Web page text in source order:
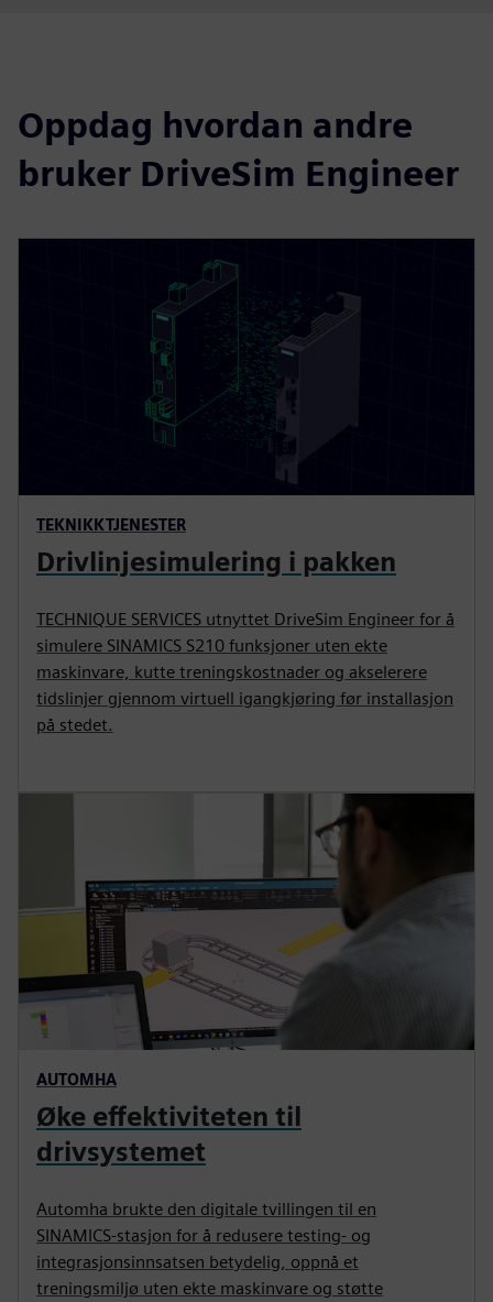
Oppdag hvordan andre
bruker DriveSim Engineer
TEKNIKKTJENESTER
Drivlinjesimulering i pakken
TECHNIQUE SERVICES utnyttet DriveSim Engineer for å
simulere SINAMICS S210 funksjoner uten ekte
maskinvare, kutte treningskostnader og akselerere
tidslinjer gjennom virtuell igangkjøring før installasjon
på stedet.
AUTOMHA
Øke effektiviteten til
drivsystemet
Automha brukte den digitale tvillingen til en
SINAMICS-stasjon for å redusere testing- og
integrasjonsinnsatsen betydelig, oppnå et
treningsmiljø uten ekte maskinvare og støtte